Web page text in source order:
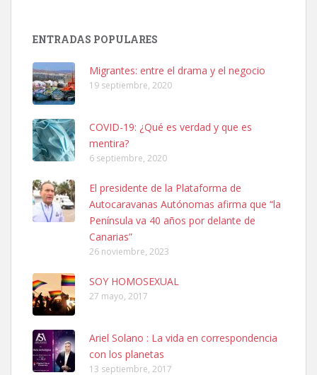
Leales.org » Gran Canaria
SHIBA PERDIDO AVDA JOSE MESA Y LOPEZ
PERRO MACHO RAZA SHIBA CON MICROCHIP PERDIDO HOY
06/07/2025 ZONA MESA Y LOPEZ. ES MUY ASUSTADIZO
Leales.org » Gran Canaria
6.7.2025
Ninfa perdida
El día 5 se los perdió una ninfa papillera, asustada tiene miedo a la
ENTRADAS POPULARES
Migrantes: entre el drama y el negocio
19 septiembre, 2020
COVID-19: ¿Qué es verdad y que es
mentira?
6 septiembre, 2020
El presidente de la Plataforma de
Autocaravanas Autónomas afirma que “la
Península va 40 años por delante de
Canarias”
26 noviembre, 2023
SOY HOMOSEXUAL
27 mayo, 2017
Ariel Solano : La vida en correspondencia
con los planetas
13 septiembre, 2017